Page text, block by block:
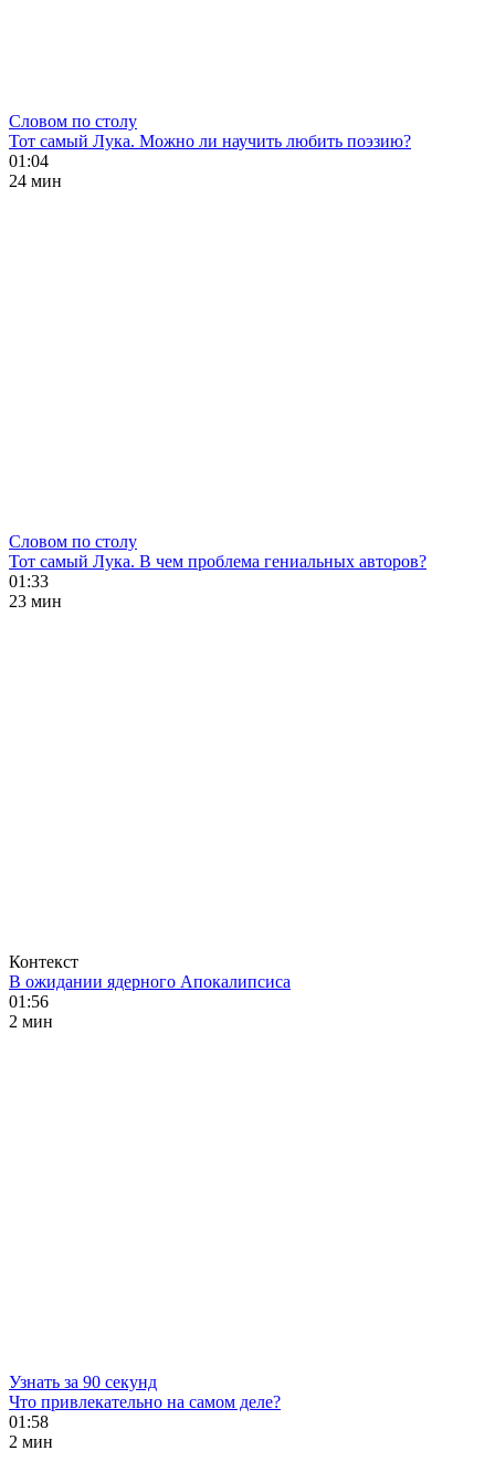
Словом по столу
Тот самый Лука. Можно ли научить любить поэзию?
01:04
24 мин
Словом по столу
Тот самый Лука. В чем проблема гениальных авторов?
01:33
23 мин
Контекст
В ожидании ядерного Апокалипсиса
01:56
2 мин
Узнать за 90 секунд
Что привлекательно на самом деле?
01:58
2 мин